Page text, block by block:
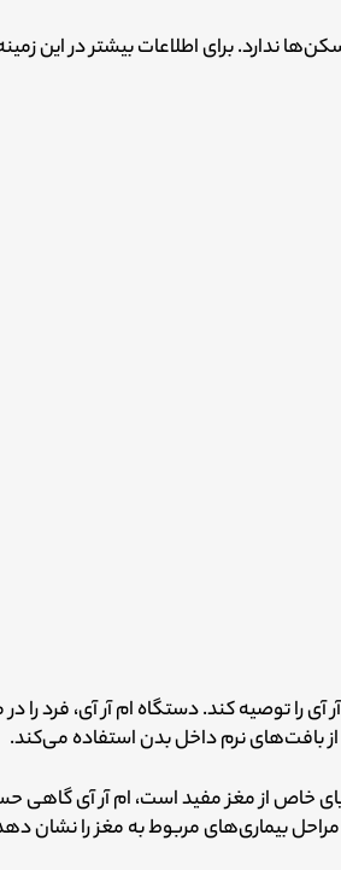
ندارد.برای اطلاعات بیشتر در این
را توصیه کند.دستگاه ام آر آی، فرد
بافت‌های نرم داخل بدن استفاده می‌کند.
خاص از مغز مفید است، ام آر آی گاهی
بیماری‌های مربوط به مغز را نشان